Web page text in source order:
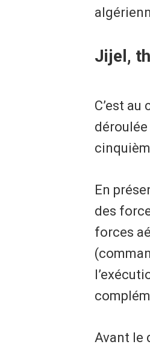
Jijel,
C’est
En
des
forces
Avant le